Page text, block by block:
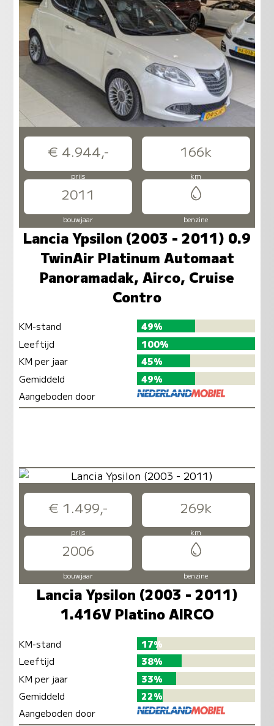
€ 4.944,- 166k
prijs km
2011
bouwjaar benzine
Lancia Ypsilon (2003 - 2011) 0.9
TwinAir Platinum Automaat
Panoramadak, Airco, Cruise
Contro
KM-stand
49%
Leeftijd
100%
KM per jaar
45%
Gemiddeld
49%
Aangeboden door
€ 1.499,- 269k
prijs km
2006
bouwjaar benzine
Lancia Ypsilon (2003 - 2011)
1.416V Platino AIRCO
KM-stand
17%
Leeftijd
38%
KM per jaar
33%
Gemiddeld
22%
Aangeboden door